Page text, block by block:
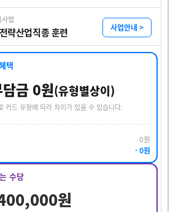
업
략산업직종 훈련 사업안내 >
택
금 0원(유형별상이)
카드 유형에 따라 차이가 있을 수 있습니다.
0원
- 0원
수당
원